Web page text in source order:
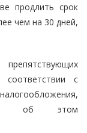
продлить срок
чем на 30 дней,
соответствии с
об этом